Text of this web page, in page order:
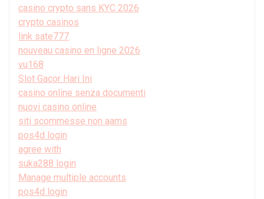
casino crypto sans KYC 2026
crypto casinos
link sate777
nouveau casino en ligne 2026
vu168
Slot Gacor Hari Ini
casino online senza documenti
nuovi casino online
siti scommesse non aams
pos4d login
agree with
suka288 login
Manage multiple accounts
pos4d login